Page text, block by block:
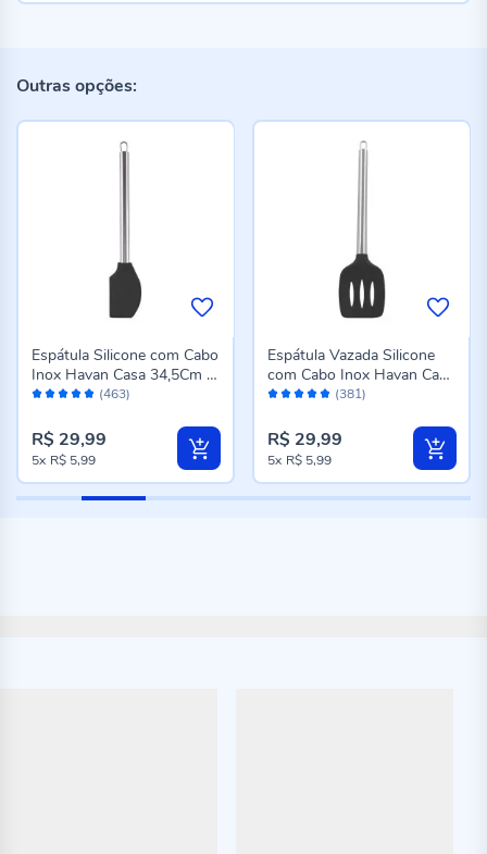
Outras opções:
Avaliação: (463)
Espátula Silicone com Cabo
Inox Havan Casa 34,5Cm -
Preto
R$ 29,99
5x R$ 5,99
Avaliação: (381)
Espátula Vazada Silicone
com Cabo Inox Havan Casa
35Cm - Preto
R$ 29,99
5x R$ 5,99